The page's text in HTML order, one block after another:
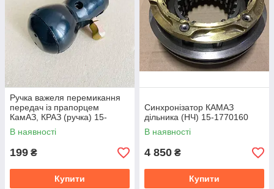
Ручка важеля перемикання
передач із прапорцем
КамАЗ, КРАЗ (ручка) 15-
1703248
В наявності
199 ₴
Купити
Синхронізатор КАМАЗ
дільника (НЧ) 15-1770160
В наявності
4 850 ₴
Купити